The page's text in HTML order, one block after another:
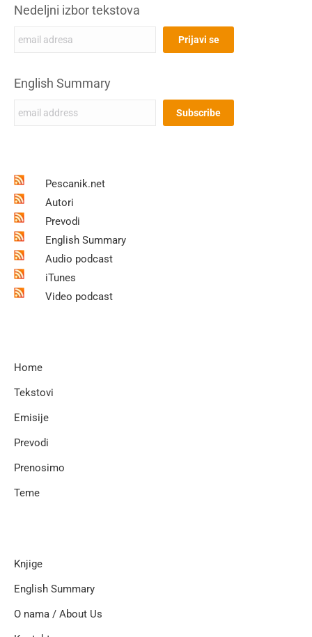
Nedeljni izbor tekstova
English Summary
Pescanik.net
Autori
Prevodi
English Summary
Audio podcast
iTunes
Video podcast
Home
Tekstovi
Emisije
Prevodi
Prenosimo
Teme
Knjige
English Summary
O nama / About Us